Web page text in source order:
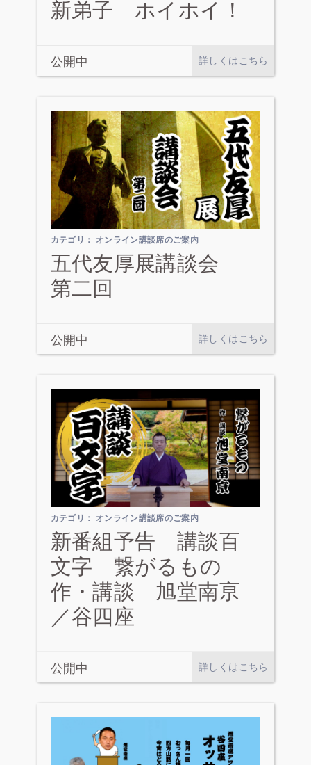
新弟子 ホイホイ！
公開中 詳しくはこちら
カテゴリ： オンライン講談席のご案内
五代友厚展講談会
第二回
公開中 詳しくはこちら
カテゴリ： オンライン講談席のご案内
新番組予告 講談百
文字 繋がるもの
作・講談 旭堂南亰
／谷四座
公開中 詳しくはこちら